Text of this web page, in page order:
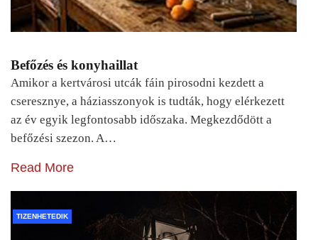
Befőzés és konyhaillat
Amikor a kertvárosi utcák fáin pirosodni kezdett a
cseresznye, a háziasszonyok is tudták, hogy elérkezett
az év egyik legfontosabb időszaka. Megkezdődött a
befőzési szezon. A…
Read More
TIZENHETEDIK